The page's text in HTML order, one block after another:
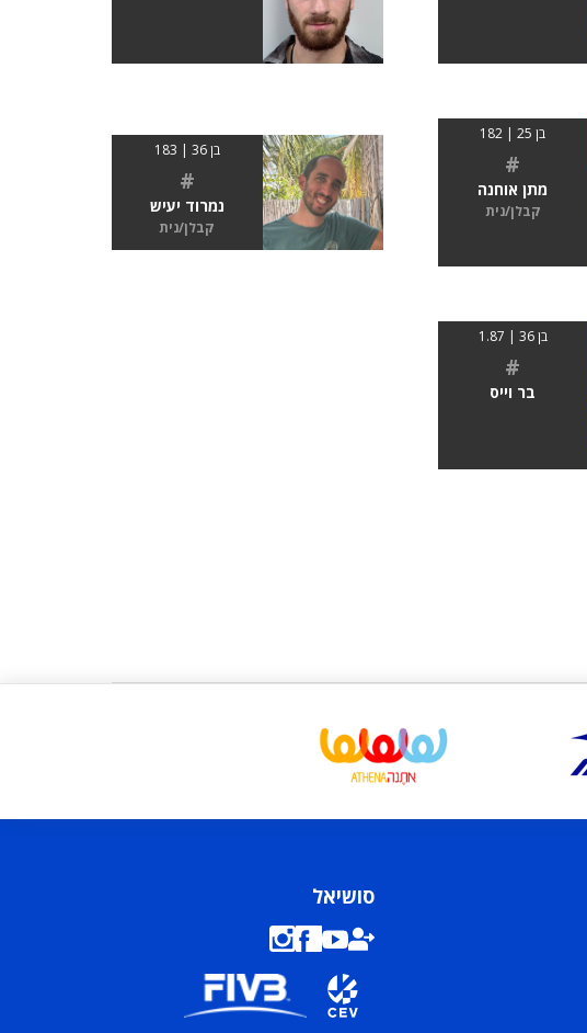
בן 25 | 182
#
מתן אוחנה
קבלן/נית
בן 36 | 183
#
נמרוד יעיש
קבלן/נית
בן 36 | 1.87
#
בר וייס
סושיאל